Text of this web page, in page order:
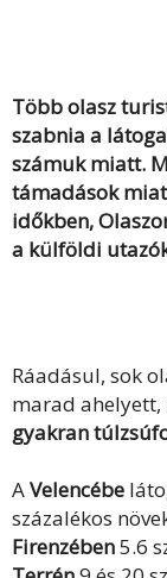
Több olasz
szabnia a
számuk miatt.
támadások
időkben,
a külföldi
Ráadásul, sok
marad
gyakran
AVelencébe
százalékos
Firenzében5.6